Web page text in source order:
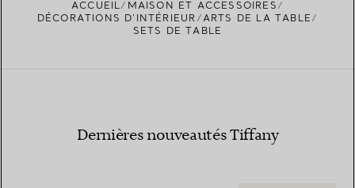
ACCUEIL
MAISON ET ACCESSOIRES
DÉCORATIONS D'INTÉRIEUR
ARTS DE LA TABLE
SETS DE TABLE
Dernières nouveautés Tiffany